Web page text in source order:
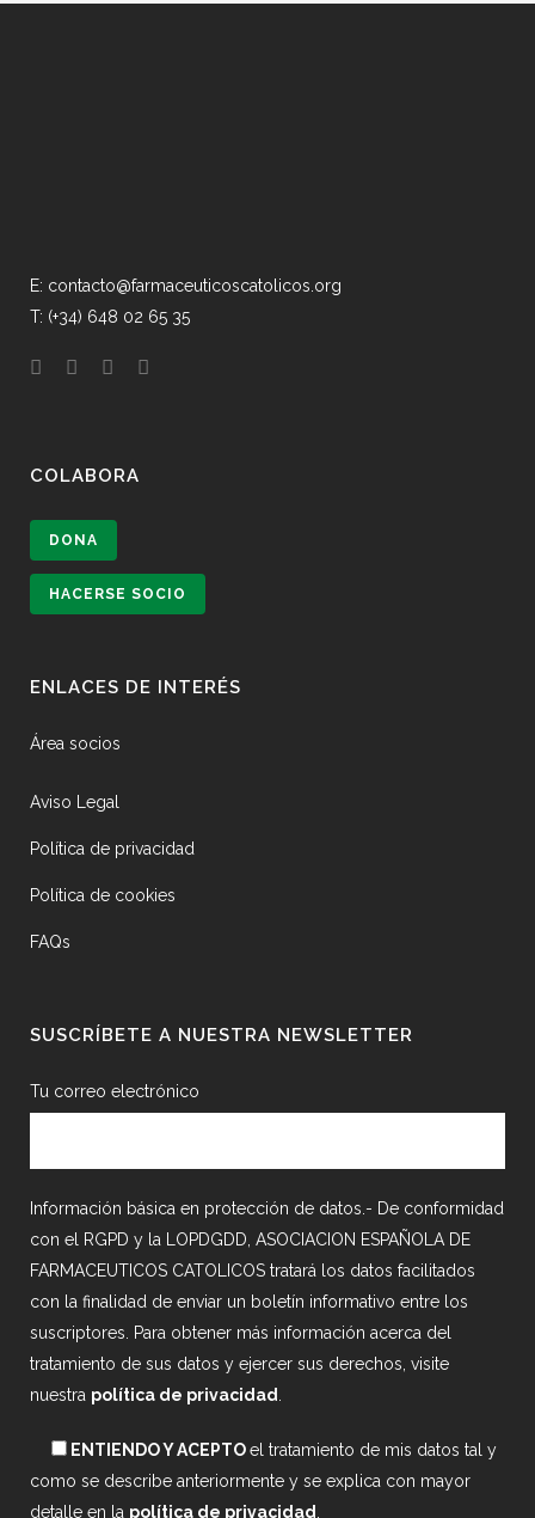
E: contacto@farmaceuticoscatolicos.org
T: (+34) 648 02 65 35
COLABORA
DONA
HACERSE SOCIO
ENLACES DE INTERÉS
Área socios
Aviso Legal
Política de privacidad
Política de cookies
FAQs
SUSCRÍBETE A NUESTRA NEWSLETTER
Tu correo electrónico
Información básica en protección de datos.- De conformidad
con el RGPD y la LOPDGDD, ASOCIACION ESPAÑOLA DE
FARMACEUTICOS CATOLICOS tratará los datos facilitados
con la finalidad de enviar un boletín informativo entre los
suscriptores. Para obtener más información acerca del
tratamiento de sus datos y ejercer sus derechos, visite
nuestra política de privacidad
ENTIENDO Y ACEPTOel tratamiento de mis datos tal y
como se describe anteriormente y se explica con mayor
detalle en la política de privacidad